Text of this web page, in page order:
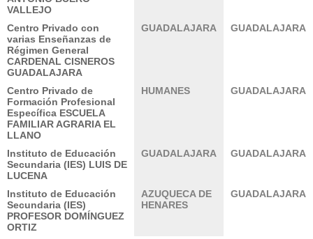
VALLEJO
Centro Privado con
varias Enseñanzas de
Régimen General
CARDENAL CISNEROS
GUADALAJARA
GUADALAJARA GUADALAJARA
Centro Privado de
Formación Profesional
Específica ESCUELA
FAMILIAR AGRARIA EL
LLANO
HUMANES GUADALAJARA
Instituto de Educación
Secundaria (IES) LUIS DE
LUCENA
GUADALAJARA GUADALAJARA
Instituto de Educación
Secundaria (IES)
PROFESOR DOMÍNGUEZ
ORTIZ
AZUQUECA DE
HENARES
GUADALAJARA